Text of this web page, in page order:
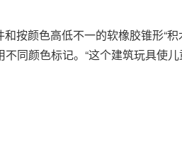
按颜色高低不一的软橡胶锥形“
同颜色标记。“这个建筑玩具使